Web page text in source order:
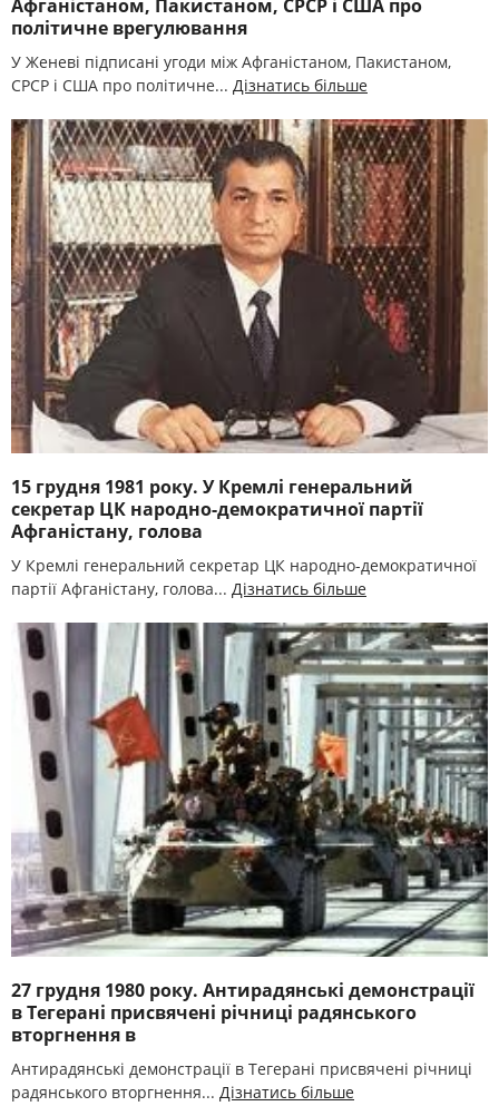
Афганістаном, Пакистаном, СРСР і США про
політичне врегулювання
У Женеві підписані угоди між Афганістаном, Пакистаном,
СРСР і США про політичне... Дізнатись більше
15 грудня 1981 року. У Кремлі генеральний
секретар ЦК народно-демократичної партії
Афганістану, голова
У Кремлі генеральний секретар ЦК народно-демократичної
партії Афганістану, голова... Дізнатись більше
27 грудня 1980 року. Антирадянські демонстрації
в Тегерані присвячені річниці радянського
вторгнення в
Антирадянські демонстрації в Тегерані присвячені річниці
радянського вторгнення... Дізнатись більше